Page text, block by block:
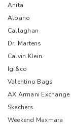
Anita
Albano
Callaghan
Dr. Martens
Calvin Klein
Igi&co
Valentino Bags
AX Armani Exchange
Skechers
Weekend Maxmara